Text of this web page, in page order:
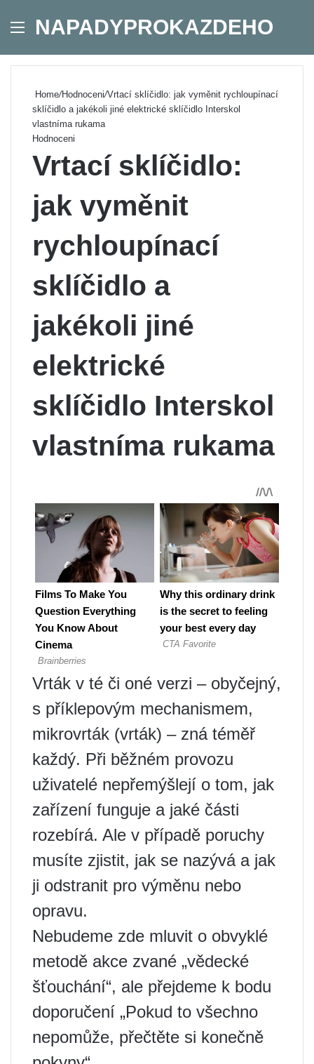
Menu
NAPADYPROKAZDEHO
Home/Hodnoceni/Vrtací sklíčidlo: jak vyměnit rychloupínací
sklíčidlo a jakékoli jiné elektrické sklíčidlo Interskol
vlastníma rukama
Hodnoceni
Vrtací sklíčidlo:
jak vyměnit
rychloupínací
sklíčidlo a
jakékoli jiné
elektrické
sklíčidlo Interskol
vlastníma rukama
Vrták v té či oné verzi – obyčejný,
s příklepovým mechanismem,
mikrovrták (vrták) – zná téměř
každý. Při běžném provozu
uživatelé nepřemýšlejí o tom, jak
zařízení funguje a jaké části
rozebírá. Ale v případě poruchy
musíte zjistit, jak se nazývá a jak
ji odstranit pro výměnu nebo
opravu.
Nebudeme zde mluvit o obvyklé
metodě akce zvané „vědecké
šťouchání“, ale přejdeme k bodu
doporučení „Pokud to všechno
nepomůže, přečtěte si konečně